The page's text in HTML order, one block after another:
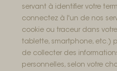
servant à identifier votre
connectez à l'un de nos
cookie ou traceur dans
tablette, smartphone, etc.)
de collecter des
personnelles, selon votre